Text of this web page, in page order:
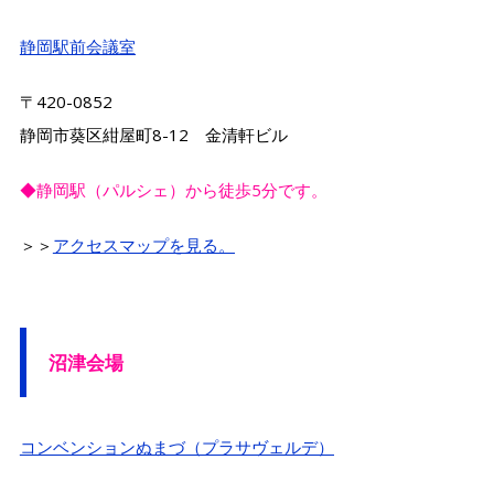
静岡駅前会議室
〒420-0852
静岡市葵区紺屋町8-12 金清軒ビル
◆静岡駅（パルシェ）から徒歩5分です。
＞＞ アクセスマップを見る。
沼津会場
コンベンションぬまづ（プラサヴェルデ）